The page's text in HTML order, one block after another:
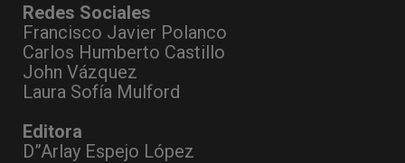
Redes Sociales
Francisco Javier Polanco
Carlos Humberto Castillo
John Vázquez
Laura Sofía Mulford
Editora
D”Arlay Espejo López